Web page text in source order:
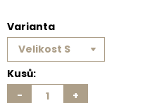
Varianta
Kusů:
-
+